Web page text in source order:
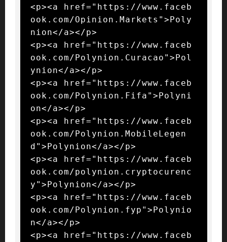
<p><a href="https://www.faceb
ook.com/Opinion.Markets">Poly
nion</a></p>
<p><a href="https://www.faceb
ook.com/Polynion.Curacao">Pol
ynion</a></p>
<p><a href="https://www.faceb
ook.com/Polynion.Fifa">Polyni
on</a></p>
<p><a href="https://www.faceb
ook.com/Polynion.MobileLegen
d">Polynion</a></p>
<p><a href="https://www.faceb
ook.com/polynion.cryptocurenc
y">Polynion</a></p>
<p><a href="https://www.faceb
ook.com/Polynion.fyp">Polynio
n</a></p>
<p><a href="https://www.faceb